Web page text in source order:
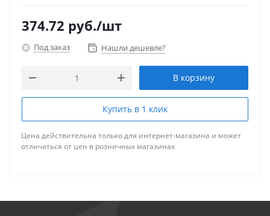
374.72 руб./шт
Под заказ Нашли дешевле?
В корзину
Купить в 1 клик
Цена действительна только для интернет-магазина и может
отличаться от цен в розничных магазинах